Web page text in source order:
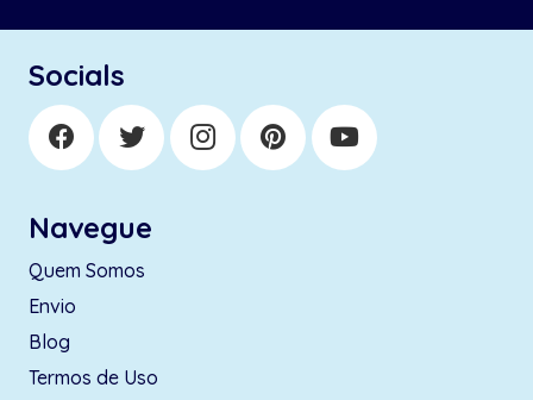
Socials
Navegue
Quem Somos
Envio
Blog
Termos de Uso